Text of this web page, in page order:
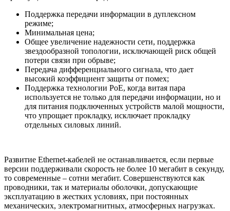
Поддержка передачи информации в дуплексном
режиме;
Минимальная цена;
Общее увеличение надежности сети, поддержка
звездообразной топологии, исключающей риск общей
потери связи при обрыве;
Передача дифференциального сигнала, что дает
высокий коэффициент защиты от помех;
Поддержка технологии PoE, когда витая пара
используется не только для передачи информации, но и
для питания подключенных устройств малой мощности,
что упрощает прокладку, исключает прокладку
отдельных силовых линий.
Развитие Ethernet-кабелей не останавливается, если первые
версии поддерживали скорость не более 10 мегабит в секунду,
то современные – сотни мегабит. Совершенствуются как
проводники, так и материалы оболочки, допускающие
эксплуатацию в жестких условиях, при постоянных
механических, электромагнитных, атмосферных нагрузках.